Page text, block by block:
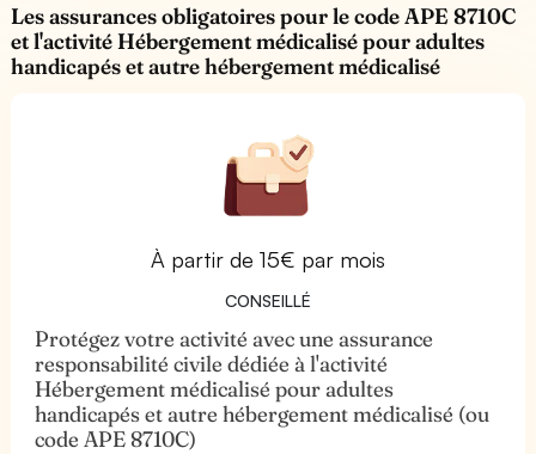
Les assurances obligatoires pour le code APE 8710C
et l'activité Hébergement médicalisé pour adultes
handicapés et autre hébergement médicalisé
À partir de 15€ par mois
CONSEILLÉ
Protégez votre activité avec une assurance
responsabilité civile dédiée à l'activité
Hébergement médicalisé pour adultes
handicapés et autre hébergement médicalisé (ou
code APE 8710C)